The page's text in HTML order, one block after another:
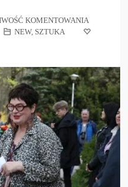
KOMENTOWANIA
NEW, SZTUKA